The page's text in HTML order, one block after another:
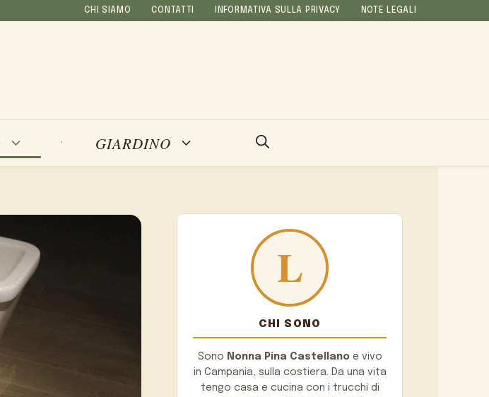
CHI SIAMO CONTATTI INFORMATIVA SULLA PRIVACY NOTE LEGALI
GIARDINO
CHI SONO
Sono Nonna Pina Castellanoe vivo
in Campania, sulla costiera. Da una vita
tengo casa e cucina con i trucchi di